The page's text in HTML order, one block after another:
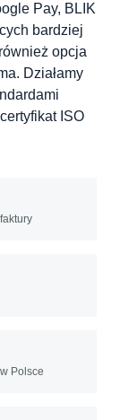
Pay, BLIK
bardziej
opcja
Działamy
ISO
Polsce